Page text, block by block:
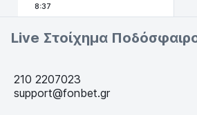
8:37
Live Στοίχημα
210 2207023
support@fonbet.gr